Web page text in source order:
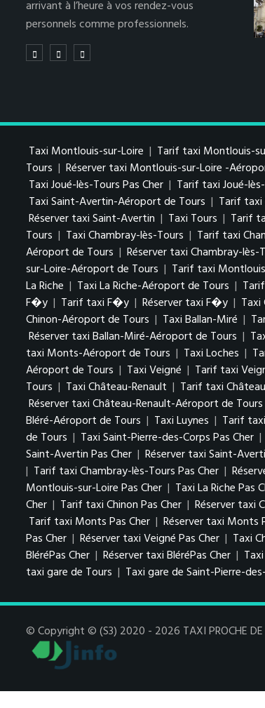
arrivant à l’heure à vos rendez-vous
personnels comme professionnels.
Taxi Montlouis-sur-Loire | Tarif taxi Montlouis-
Tours | Réserver taxi Montlouis-sur-Loire -
Taxi Joué-lès-Tours Pas Cher | Tarif taxi Joué-
Taxi Saint-Avertin-Aéroport de Tours | Tarif
Réserver taxi Saint-Avertin | Taxi Tours | Tarif
Tours | Taxi Chambray-lès-Tours | Tarif taxi
Aéroport de Tours | Réserver taxi Chambray-
sur-Loire-Aéroport de Tours | Tarif taxi
La Riche | Taxi La Riche-Aéroport de Tours |
F�y | Tarif taxi F�y | Réserver taxi F�y | Taxi
Chinon-Aéroport de Tours | Taxi Ballan-Miré |
Réserver taxi Ballan-Miré-Aéroport de Tours |
taxi Monts-Aéroport de Tours | Taxi Loches |
Aéroport de Tours | Taxi Veigné | Tarif taxi
Tours | Taxi Château-Renault | Tarif taxi
Réserver taxi Château-Renault-Aéroport de Tours
Bléré-Aéroport de Tours | Taxi Luynes | Tarif
de Tours | Taxi Saint-Pierre-des-Corps Pas Cher |
Saint-Avertin Pas Cher | Réserver taxi Saint-
| Tarif taxi Chambray-lès-Tours Pas Cher |
Montlouis-sur-Loire Pas Cher | Taxi La Riche Pas
Cher | Tarif taxi Chinon Pas Cher | Réserver taxi
Tarif taxi Monts Pas Cher | Réserver taxi Monts
Pas Cher | Réserver taxi Veigné Pas Cher | Taxi
BléréPas Cher | Réserver taxi BléréPas Cher |
taxi gare de Tours | Taxi gare de Saint-Pierre-
© Copyright © (S3) 2020 - 2026 TAXI PROCHE